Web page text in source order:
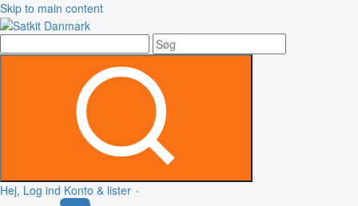
Skip to main content
Hej, Log ind Konto & lister